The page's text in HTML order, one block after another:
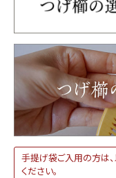
手提げ袋ご入用の方は
ください。